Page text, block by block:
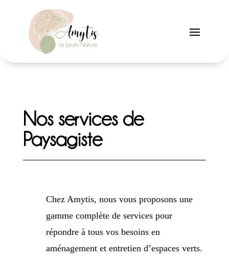
Nos services de
Paysagiste
Chez Amytis, nous vous proposons une
gamme complète de services pour
répondre à tous vos besoins en
aménagement et entretien d’espaces verts.